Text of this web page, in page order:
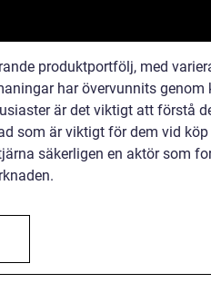
produktportfölj, med
har övervunnits genom
är det viktigt att förstå
som är viktigt för dem vid köp
säkerligen en aktör som